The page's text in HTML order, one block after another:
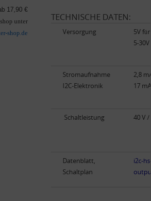
17,90 €
unter
shop.de
TECHNISCHE DATEN:
Versorgung
5V
5-
Stromaufnahme
I2C-Elektronik
2,8
17
Schaltleistung 40 V /
Datenblatt,
Schaltplan
i2c-